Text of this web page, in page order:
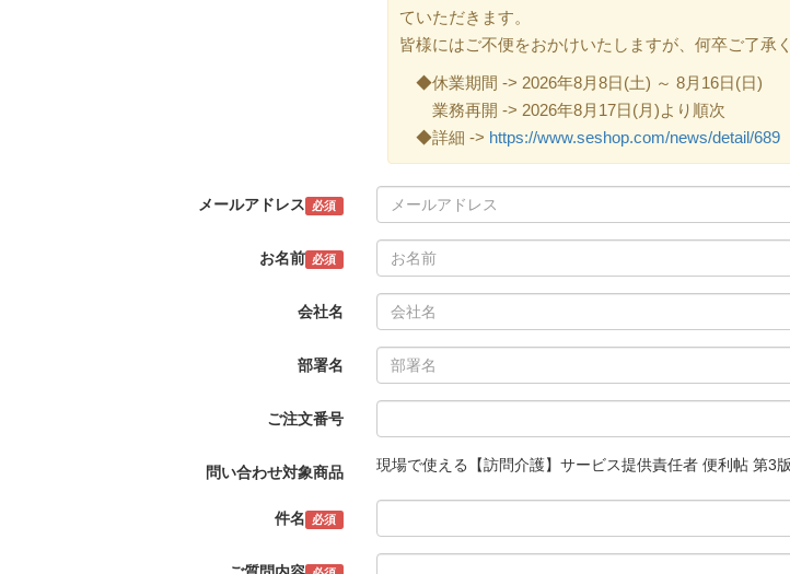
ていただきます。
皆様にはご不便をおかけいたしますが、何卒ご了承
◆休業期間 -> 2026年8月8日(土) ～ 8月16日(日)
業務再開 -> 2026年8月17日(月)より順次
◆詳細 -> https://www.seshop.com/news/detail/689
メールアドレス 必須
お名前 必須
会社名
部署名
ご注文番号
問い合わせ対象商品 現場で使える【訪問介護】サービス提供責任者 便利帖 第3版
件名 必須